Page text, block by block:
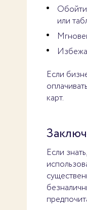
или
Если
карт.
Если